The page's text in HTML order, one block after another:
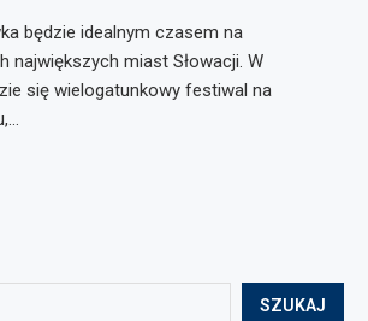
będzie idealnym czasem na
największych miast Słowacji. W
się wielogatunkowy festiwal na
SZUKAJ